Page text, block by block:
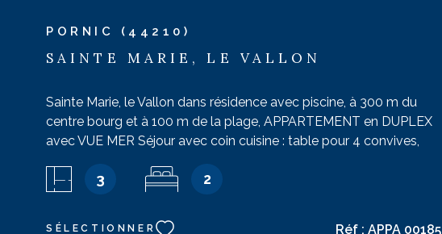
PORNIC (44210)
SAINTE MARIE, LE VALLON
Sainte Marie, le Vallon dans résidence avec piscine, à 300 m du
centre bourg et à 100 m de la plage, APPARTEMENT en DUPLEX
avec VUE MER Séjour avec coin cuisine : table pour 4 convives,
réfrigérateur, micro-ondes,petit four, canapé-lit de 2 personnes,
télévision. Terrasse : salon de jardin. Chambre avec 2 lits
superposés de 90. En rez de jardin : Chambre avec lit de 140
donnant sur jardinet. Salle de bains : baignoire, lavabo, wc. lave-
3 2
SÉLECTIONNER Réf : APPA 00185